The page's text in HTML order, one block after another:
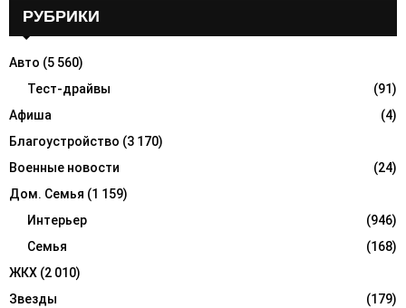
o
R
C
H
РУБРИКИ
Авто (5 560)
Тест-драйвы
(91)
Афиша
(4)
Благоустройство (3 170)
Военные новости
(24)
Дом. Семья (1 159)
Интерьер
(946)
Семья
(168)
ЖКХ (2 010)
Звезды
(179)